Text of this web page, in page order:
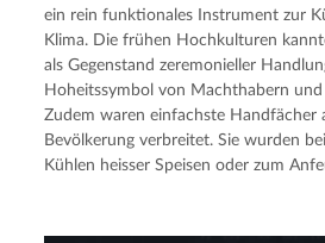
ein rein funktionales Instrument zur
Klima. Die frühen Hochkulturen
als Gegenstand zeremonieller
Hoheitssymbol von Machthabern
Zudem waren einfachste Handfächer
Bevölkerung verbreitet. Sie wurden
Kühlen heisser Speisen oder zum